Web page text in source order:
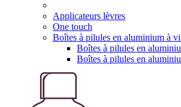
Applicateurs lèvres
One touch
Boîtes à pilules en aluminium à
Boîtes à pilules en
Boîtes à pilules en